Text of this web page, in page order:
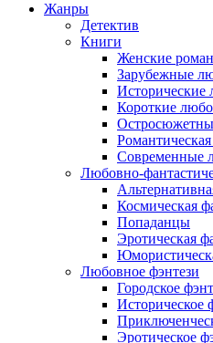
Жанры
Детектив
Книги
Женские
Зарубежные
Короткие
Современные
Любовно-
Космическая
Попаданцы
Эротическая
Любовное фэнтези
Городское
Историческое
Эротическое